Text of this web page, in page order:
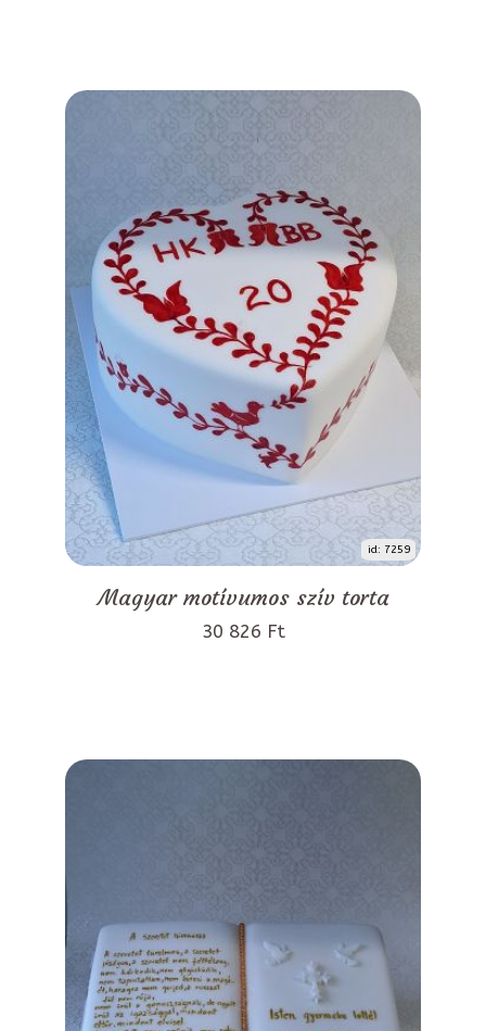
id: 7259
Magyar motívumos szív torta
30 826 Ft